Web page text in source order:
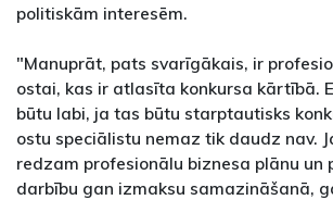
politiskām interesēm.
"Manuprāt, pats svarīgākais, ir
ostai, kas ir atlasīta konkursa kārtībā.
būtu labi, ja tas būtu starptautisks
ostu speciālistu nemaz tik daudz nav.
redzam profesionālu biznesa plānu un
darbību gan izmaksu samazināšanā,